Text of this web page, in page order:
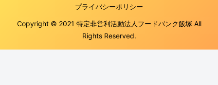
プライバシーポリシー
Copyright © 2021 特定非営利活動法人フードバンク飯塚 All
Rights Reserved.